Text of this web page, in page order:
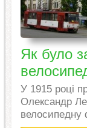
Як було
У 1915 році
Олександр
велосипедну